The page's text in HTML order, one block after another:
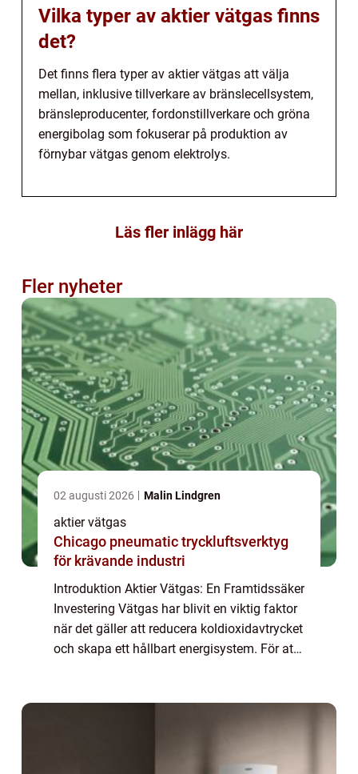
Vilka typer av aktier vätgas finns
det?
Det finns flera typer av aktier vätgas att välja
mellan, inklusive tillverkare av bränslecellsystem,
bränsleproducenter, fordonstillverkare och gröna
energibolag som fokuserar på produktion av
förnybar vätgas genom elektrolys.
Läs fler inlägg här
Fler nyheter
02 augusti 2026 Malin Lindgren
aktier vätgas
Chicago pneumatic tryckluftsverktyg
för krävande industri
Introduktion Aktier Vätgas: En Framtidssäker
Investering Vätgas har blivit en viktig faktor
när det gäller att reducera koldioxidavtrycket
och skapa ett hållbart energisystem. För att